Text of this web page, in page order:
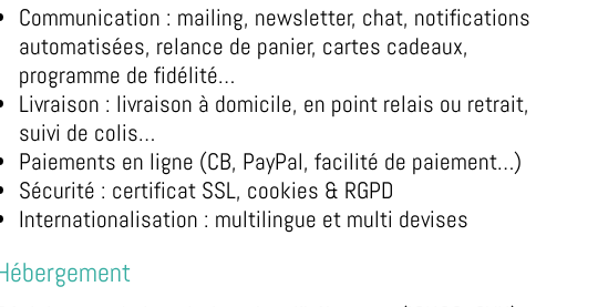
Communication : mailing, newsletter, chat, notifications
automatisées, relance de panier, cartes cadeaux,
programme de fidélité…
Livraison : livraison à domicile, en point relais ou retrait,
suivi de colis…
Paiements en ligne (CB, PayPal, facilité de paiement…)
Sécurité : certificat SSL, cookies & RGPD
Internationalisation : multilingue et multi devises